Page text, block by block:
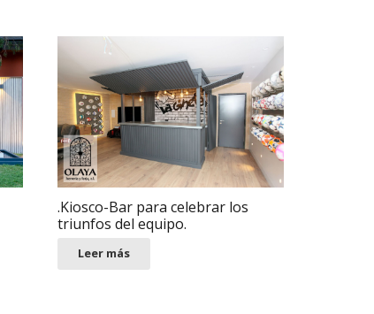
.Kiosco-Bar para celebrar los
triunfos del equipo.
Leer más